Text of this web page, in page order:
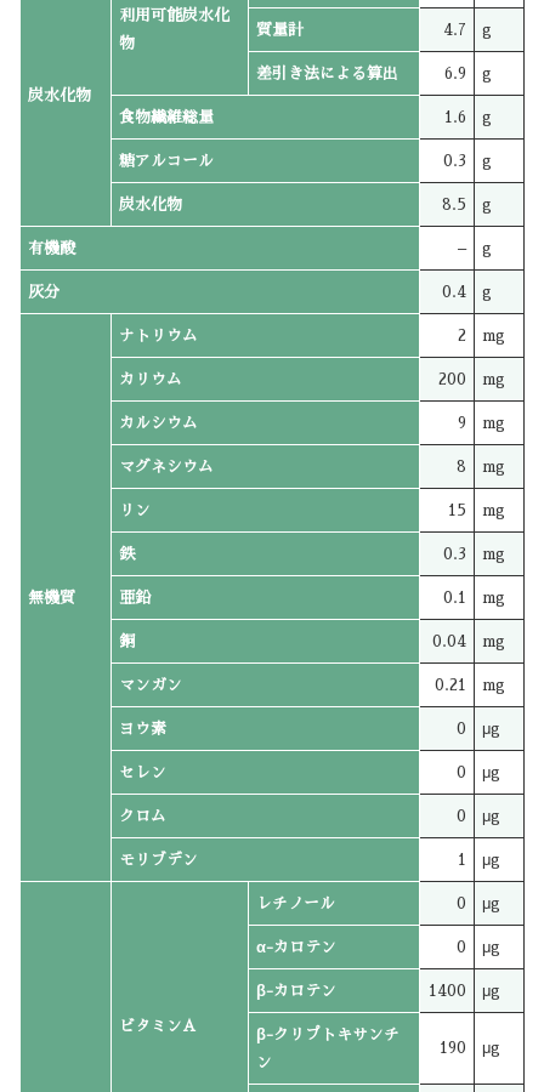
炭水化物
利用可能炭水化
物
質量計 4.7 g
差引き法による算出 6.9 g
食物繊維総量 1.6 g
糖アルコール 0.3 g
炭水化物 8.5 g
有機酸 – g
灰分 0.4 g
無機質
ナトリウム 2 mg
カリウム 200 mg
カルシウム 9 mg
マグネシウム 8 mg
リン 15 mg
鉄 0.3 mg
亜鉛 0.1 mg
銅 0.04 mg
マンガン 0.21 mg
ヨウ素 0 μg
セレン 0 μg
クロム 0 μg
モリブデン 1 μg
ビタミンA
レチノール 0 μg
α-カロテン 0 μg
β-カロテン 1400 μg
β-クリプトキサンチ
ン
190 μg